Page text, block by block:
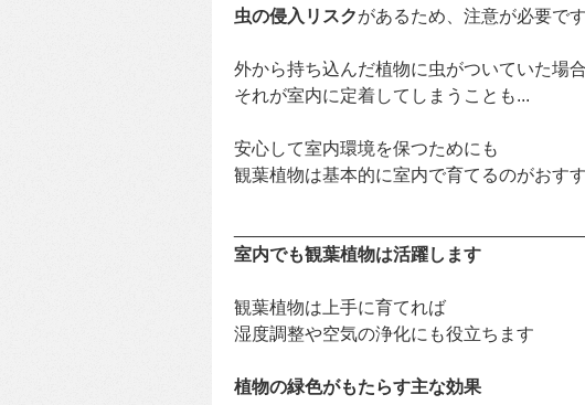
虫の侵入リスクがあるため、注意が必要です
外から持ち込んだ植物に虫がついていた場合
それが室内に定着してしまうことも...
安心して室内環境を保つためにも
観葉植物は基本的に室内で育てるのがおす
室内でも観葉植物は活躍します
観葉植物は上手に育てれば
湿度調整や空気の浄化にも役立ちます
植物の緑色がもたらす主な効果